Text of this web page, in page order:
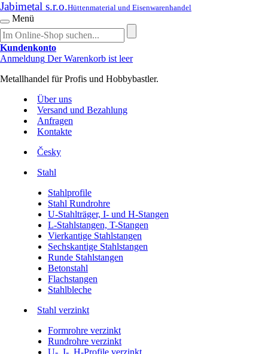
Jabimetal s.r.o.Hüttenmaterial und Eisenwarenhandel
Menü
Kundenkonto
Anmeldung Der Warenkorb ist leer
Metallhandel für Profis und Hobbybastler.
Über uns
Versand und Bezahlung
Anfragen
Kontakte
Česky
Stahl
Stahlprofile
Stahl Rundrohre
U-Stahlträger, I- und H-Stangen
L-Stahlstangen, T-Stangen
Vierkantige Stahlstangen
Sechskantige Stahlstangen
Runde Stahlstangen
Betonstahl
Flachstangen
Stahlbleche
Stahl verzinkt
Formrohre verzinkt
Rundrohre verzinkt
U-, I-, H-Profile verzinkt